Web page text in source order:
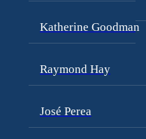
Katherine Goodman
Raymond Hay
José Perea